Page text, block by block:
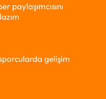
paylaşımcısını
gelişim